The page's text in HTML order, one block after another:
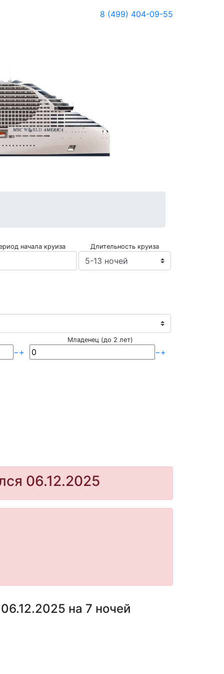
8 (499) 404-09-55
начала круиза Длительность круиза
−+
Младенец (до 2 лет)
−+
06.12.2025
на 7 ночей